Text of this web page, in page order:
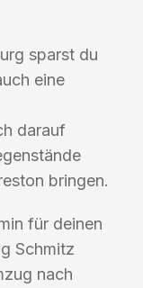
sparst du
eine
darauf
bringen.
für deinen
Schmitz
nach